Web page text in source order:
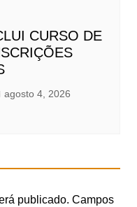
CURSO DE
agosto 4, 2026
publicado. Campos